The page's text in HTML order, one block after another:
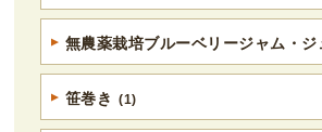
無農薬栽培ブルーベリージャム・ジ
笹巻き (1)